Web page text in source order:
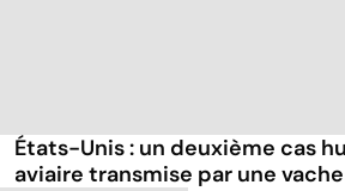
États-Unis : un deuxième cas
aviaire transmise par une vache